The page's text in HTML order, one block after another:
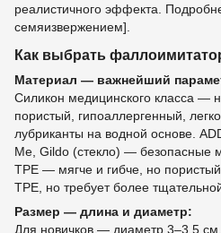
реалистичного эффекта.
семяизвержением].
Как выбрать
Материал — важнейший
Силикон медицинского класса —
пористый, гипоаллергенный,
лубриканты на водной основе.
Me, Gildo (стекло) — безопасные
TPE — мягче и гибче, но
TPE, но требует более тщательной
Размер — длина и диаметр:
Для новичков — диаметр 3–3,5